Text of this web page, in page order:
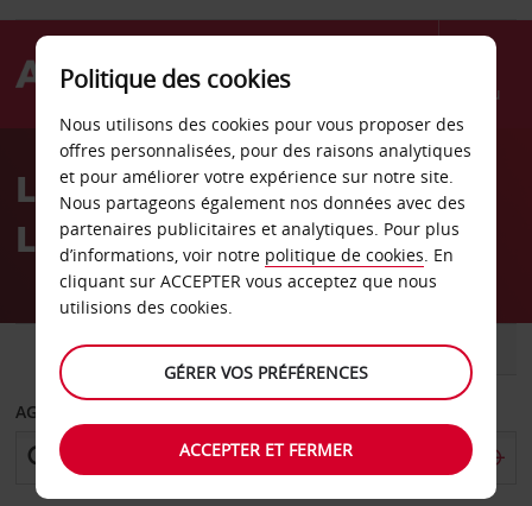
Menu
AvisLocation de voiture
Lippstadt
VOITURE UTILITAIRE
AGENCE DE DÉPART
Politique des cookies
Nous utilisons des cookies pour vous proposer des
offres personnalisées, pour des raisons analytiques
et pour améliorer votre expérience sur notre site.
Nous partageons également nos données avec des
partenaires publicitaires et analytiques. Pour plus
d’informations, voir notre politique de cookies. En
cliquant sur ACCEPTER vous acceptez que nous
utilisions des cookies.
GÉRER VOS PRÉFÉRENCES
ACCEPTER ET FERMER